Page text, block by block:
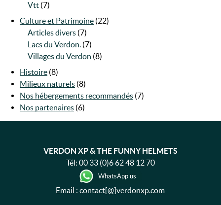
Vtt (7)
Culture et Patrimoine (22)
Articles divers (7)
Lacs du Verdon. (7)
Villages du Verdon (8)
Histoire (8)
Milieux naturels (8)
Nos hébergements recommandés (7)
Nos partenaires (6)
VERDON XP & THE FUNNY HELMETS
Tél: 00 33 (0)6 62 48 12 70
WhatsApp us
Email : contact[@]verdonxp.com